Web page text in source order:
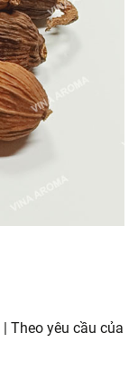
Theo yêu cầu của